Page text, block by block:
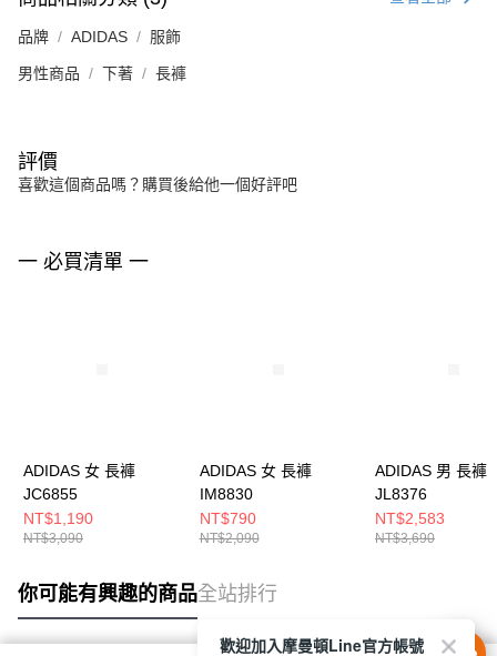
品牌 ADIDAS 服飾
男性商品 下著 長褲
評價
喜歡這個商品嗎？購買後給他一個好評吧
一 必買清單 一
ADIDAS 女 長褲
JC6855
NT$1,190
NT$3,090
ADIDAS 女 長褲
IM8830
NT$790
NT$2,090
ADIDAS 男 長褲
JL8376
NT$2,583
NT$3,690
你可能有興趣的商品全站排行
歡迎加入摩曼頓Line官方帳號